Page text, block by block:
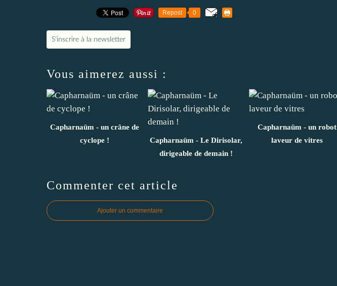
Repost 0
S'inscrire à la newsletter
Vous aimerez aussi :
Capharnaüm - un crâne de
cyclope !
Capharnaüm - Le Dirisolar,
dirigeable de demain !
Capharnaüm - un robot
laveur de vitres
Commenter cet article
Ajouter un commentaire